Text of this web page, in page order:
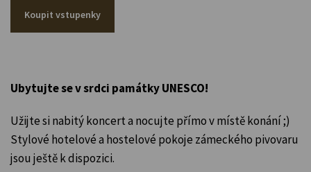
Koupit vstupenky
Ubytujte se v srdci památky UNESCO!
Užijte si nabitý koncert a nocujte přímo v místě konání ;)
Stylové hotelové a hostelové pokoje zámeckého pivovaru
jsou ještě k dispozici.